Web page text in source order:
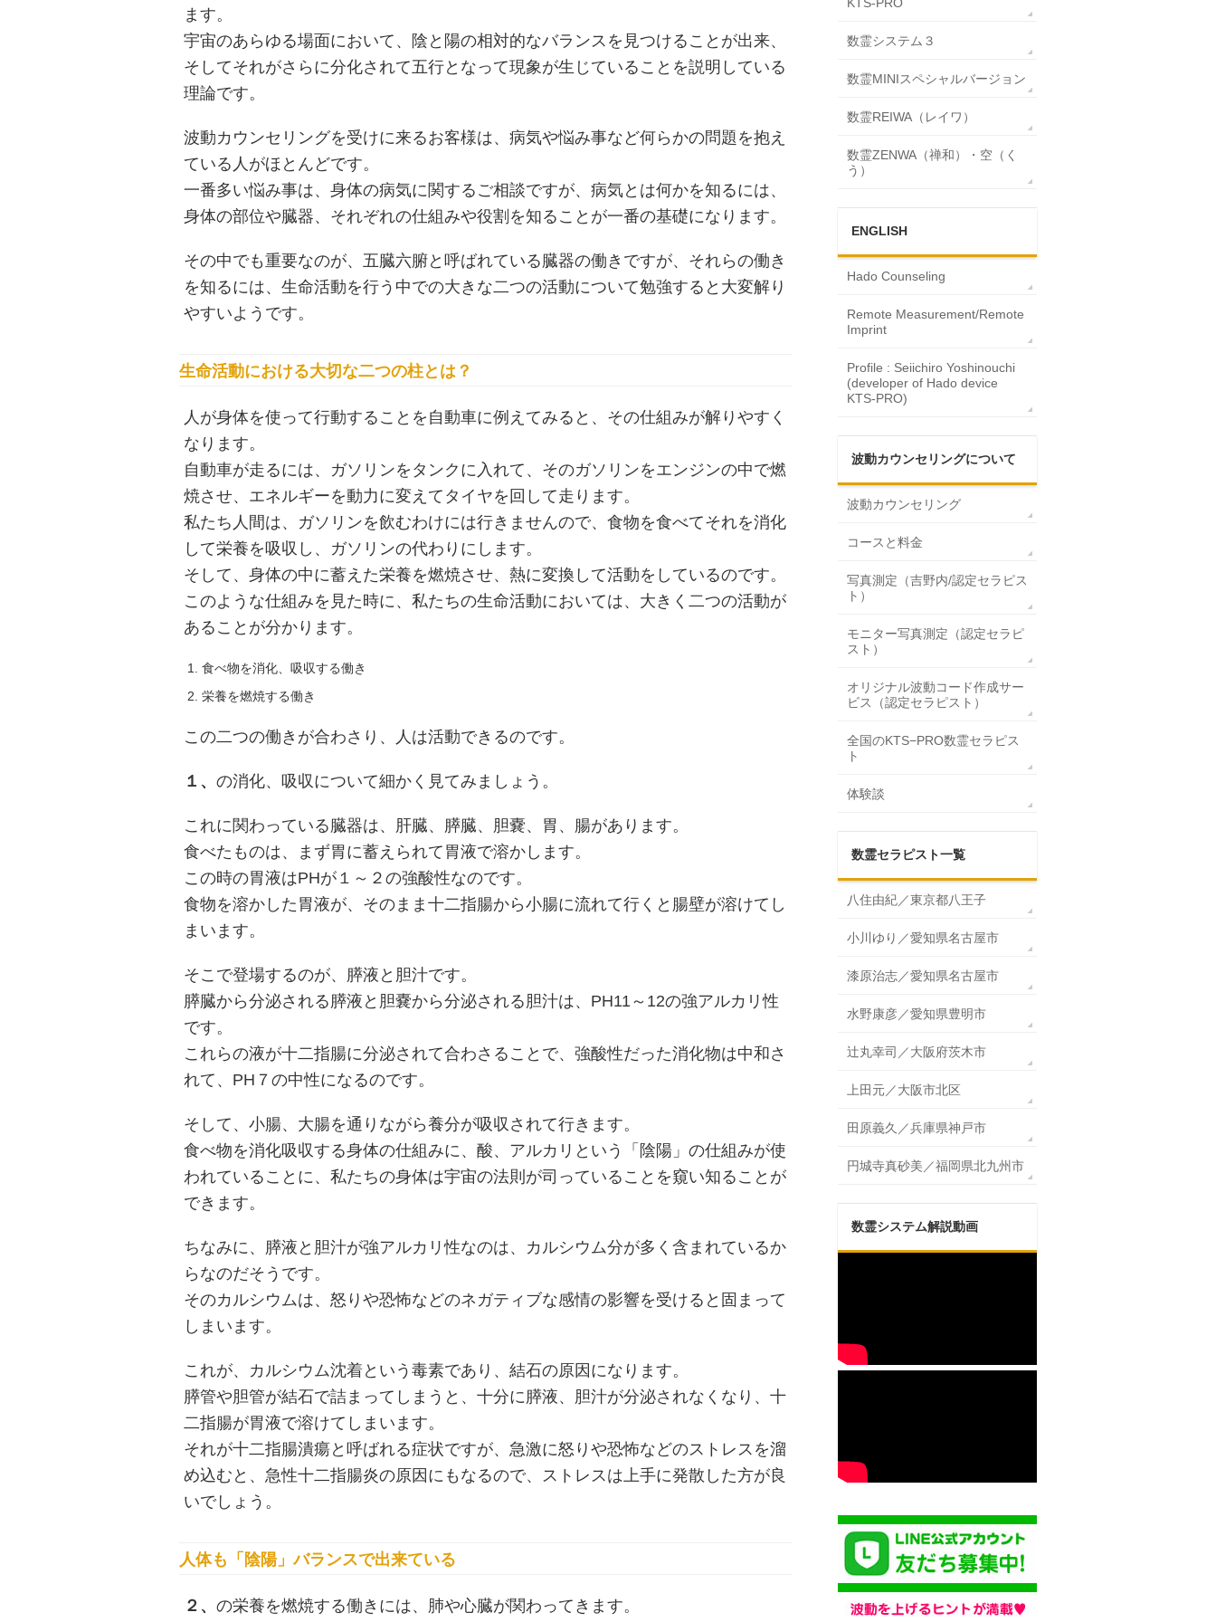
ます。
宇宙のあらゆる場面において、陰と陽の相対的なバランスを見つけることが出来、
そしてそれがさらに分化されて五行となって現象が生じていることを説明している
理論です。
波動カウンセリングを受けに来るお客様は、病気や悩み事など何らかの問題を抱え
ている人がほとんどです。
一番多い悩み事は、身体の病気に関するご相談ですが、病気とは何かを知るには、
身体の部位や臓器、それぞれの仕組みや役割を知ることが一番の基礎になります。
その中でも重要なのが、五臓六腑と呼ばれている臓器の働きですが、それらの働き
を知るには、生命活動を行う中での大きな二つの活動について勉強すると大変解り
やすいようです。
生命活動における大切な二つの柱とは？
人が身体を使って行動することを自動車に例えてみると、その仕組みが解りやすく
なります。
自動車が走るには、ガソリンをタンクに入れて、そのガソリンをエンジンの中で燃
焼させ、エネルギーを動力に変えてタイヤを回して走ります。
私たち人間は、ガソリンを飲むわけには行きませんので、食物を食べてそれを消化
して栄養を吸収し、ガソリンの代わりにします。
そして、身体の中に蓄えた栄養を燃焼させ、熱に変換して活動をしているのです。
このような仕組みを見た時に、私たちの生命活動においては、大きく二つの活動が
あることが分かります。
食べ物を消化、吸収する働き
栄養を燃焼する働き
この二つの働きが合わさり、人は活動できるのです。
１、 の消化、吸収について細かく見てみましょう。
これに関わっている臓器は、肝臓、膵臓、胆嚢、胃、腸があります。
食べたものは、まず胃に蓄えられて胃液で溶かします。
この時の胃液はPHが１～２の強酸性なのです。
食物を溶かした胃液が、そのまま十二指腸から小腸に流れて行くと腸壁が溶けてし
まいます。
そこで登場するのが、膵液と胆汁です。
膵臓から分泌される膵液と胆嚢から分泌される胆汁は、PH11～12の強アルカリ性
です。
これらの液が十二指腸に分泌されて合わさることで、強酸性だった消化物は中和さ
れて、PH７の中性になるのです。
そして、小腸、大腸を通りながら養分が吸収されて行きます。
食べ物を消化吸収する身体の仕組みに、酸、アルカリという「陰陽」の仕組みが使
われていることに、私たちの身体は宇宙の法則が司っていることを窺い知ることが
できます。
ちなみに、膵液と胆汁が強アルカリ性なのは、カルシウム分が多く含まれているか
らなのだそうです。
そのカルシウムは、怒りや恐怖などのネガティブな感情の影響を受けると固まって
しまいます。
これが、カルシウム沈着という毒素であり、結石の原因になります。
膵管や胆管が結石で詰まってしまうと、十分に膵液、胆汁が分泌されなくなり、十
二指腸が胃液で溶けてしまいます。
それが十二指腸潰瘍と呼ばれる症状ですが、急激に怒りや恐怖などのストレスを溜
め込むと、急性十二指腸炎の原因にもなるので、ストレスは上手に発散した方が良
いでしょう。
人体も「陰陽」バランスで出来ている
２、 の栄養を燃焼する働きには、肺や心臓が関わってきます。
数霊システム３
数霊MINIスペシャルバージョン
数霊REIWA（レイワ）
数霊ZENWA（禅和）・空（く
う）
ENGLISH
Hado Counseling
Remote Measurement/Remote
Imprint
Profile : Seiichiro Yoshinouchi
(developer of Hado device
KTS-PRO)
波動カウンセリングについて
波動カウンセリング
コースと料金
写真測定（吉野内/認定セラピス
ト）
モニター写真測定（認定セラピ
スト）
オリジナル波動コード作成サー
ビス（認定セラピスト）
全国のKTS−PRO数霊セラピス
ト
体験談
数霊セラピスト一覧
八住由紀／東京都八王子
小川ゆり／愛知県名古屋市
漆原治志／愛知県名古屋市
水野康彦／愛知県豊明市
辻丸幸司／大阪府茨木市
上田元／大阪市北区
田原義久／兵庫県神戸市
円城寺真砂美／福岡県北九州市
数霊システム解説動画